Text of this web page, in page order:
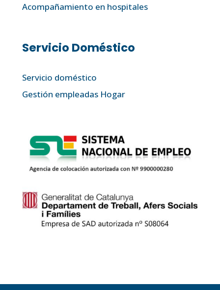
Acompañamiento en hospitales
Servicio Doméstico
Servicio doméstico
Gestión empleadas Hogar